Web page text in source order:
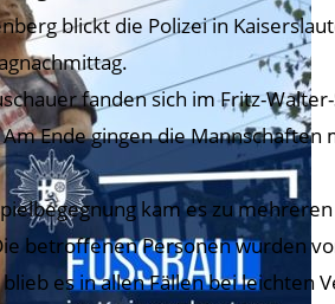
blickt die Polizei in
fanden sich im Fritz-
Ende gingen die
kam es zu
betroffenen Personen wurden
es in allen Fällen bei leichten